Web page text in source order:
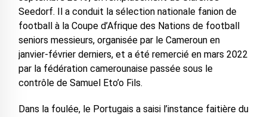
Seedorf. Il a conduit la sélection nationale fanion de
football à la Coupe d’Afrique des Nations de football
seniors messieurs, organisée par le Cameroun en
janvier-février derniers, et a été remercié en mars 2022
par la fédération camerounaise passée sous le
contrôle de Samuel Eto’o Fils.
Dans la foulée, le Portugais a saisi l’instance faitière du